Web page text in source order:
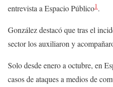
entrevista a Espacio Público1.
González destacó que tras el
sector los auxiliaron y
Solo desde enero a octubre, en
casos de ataques a medios de